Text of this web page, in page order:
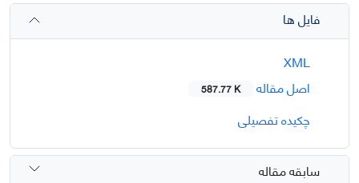
فایل ها
اصل مقاله
587.77 K
چکیده تفصیلی
سابقه مقاله